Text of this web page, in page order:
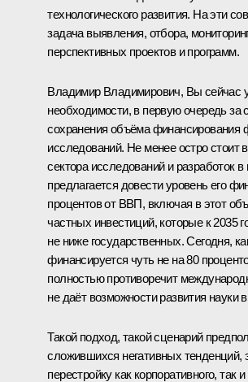
технологического развития. На эти
задача выявления, отбора,
перспективных проектов и программ.
Владимир Владимирович, Вы сейчас
необходимости, в первую очередь за
сохранения объёма финансирования
исследований. Не менее остро стоит
сектора исследований и разработок
предлагается довести уровень его
процентов от ВВП, включая в этот
частных инвестиций, которые к 2035
не ниже государственных. Сегодня,
финансируется чуть не на 80
полностью противоречит
не даёт возможности развития науки
Такой подход, такой сценарий
сложившихся негативных
перестройку как корпоративного, так